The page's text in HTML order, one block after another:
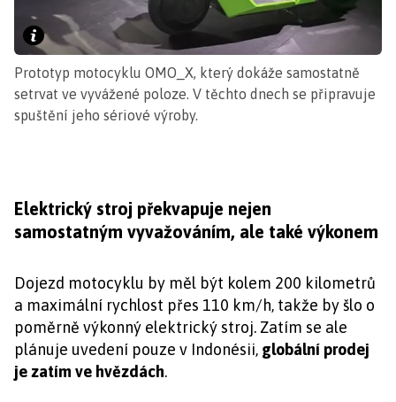
Prototyp motocyklu OMO_X, který dokáže samostatně
setrvat ve vyvážené poloze. V těchto dnech se připravuje
spuštění jeho sériové výroby.
Elektrický stroj překvapuje nejen
samostatným vyvažováním, ale také výkonem
Dojezd motocyklu by měl být kolem 200 kilometrů
a maximální rychlost přes 110 km/h, takže by šlo o
poměrně výkonný elektrický stroj. Zatím se ale
plánuje uvedení pouze v Indonésii, globální prodej
je zatím ve hvězdách.